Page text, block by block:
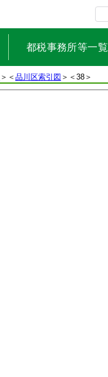
都税事務所等一覧
＞＜ 品川区索引図 ＞ ＜38＞